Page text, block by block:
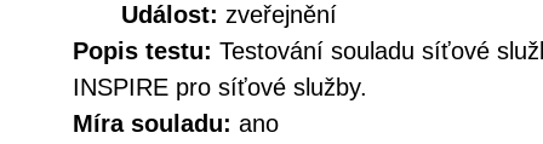
Událost: zveřejnění
Popis testu: Testování souladu síťové
INSPIRE pro síťové služby.
Míra souladu: ano